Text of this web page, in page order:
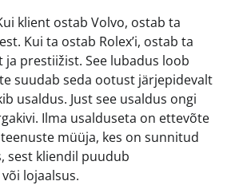
klient ostab Volvo, ostab ta
Kui ta ostab Rolex’i, ostab ta
ja prestiižist. See lubadus loob
suudab seda ootust järjepidevalt
usaldus. Just see usaldus ongi
Ilma usalduseta on ettevõte
müüja, kes on sunnitud
sest kliendil puudub
lojaalsus.